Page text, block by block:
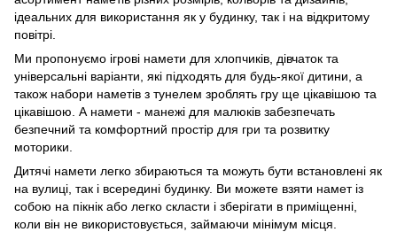
ідеальних для використання як у будинку, так і на відкритому
повітрі.
Ми пропонуємо ігрові намети для хлопчиків, дівчаток та
універсальні варіанти, які підходять для будь-якої дитини, а
також набори наметів з тунелем зроблять гру ще цікавішою та
цікавішою. А намети - манежі для малюків забезпечать
безпечний та комфортний простір для гри та розвитку
моторики.
Дитячі намети легко збираються та можуть бути встановлені як
на вулиці, так і всередині будинку. Ви можете взяти намет із
собою на пікнік або легко скласти і зберігати в приміщенні,
коли він не використовується, займаючи мінімум місця.